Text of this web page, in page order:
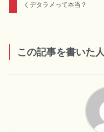
くデタラメって本当？
この記事を書いた人